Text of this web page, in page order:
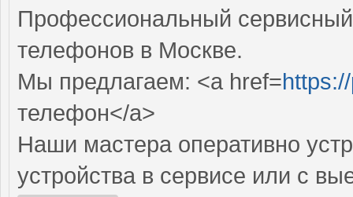
Профессиональный
телефонов в Москве.
Мы предлагаем: <a href=
телефон</a>
Наши мастера оперативно
устройства в сервисе или с